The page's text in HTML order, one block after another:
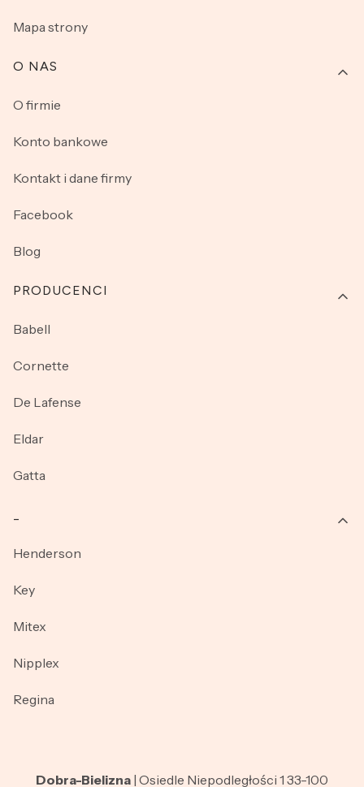
Mapa strony
O NAS
O firmie
Konto bankowe
Kontakt i dane firmy
Facebook
Blog
PRODUCENCI
Babell
Cornette
De Lafense
Eldar
Gatta
Henderson
Key
Mitex
Nipplex
Regina
Dobra-Bielizna | Osiedle Niepodległości 1 33-100